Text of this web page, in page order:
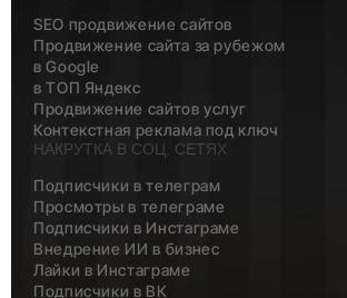
SEO продвижение сайтов
Продвижение сайта за рубежом
в Google
в ТОП Яндекс
Продвижение сайтов услуг
Контекстная реклама под ключ
НАКРУТКА В СОЦ. СЕТЯХ
Подписчики в телеграм
Просмотры в телеграме
Подписчики в Инстаграме
Внедрение ИИ в бизнес
Лайки в Инстаграме
Подписчики в ВК